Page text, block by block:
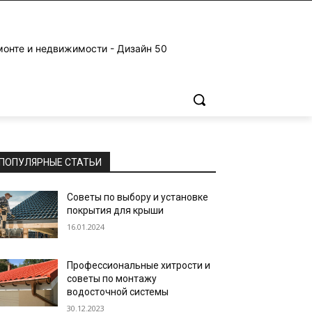
и недвижимости - Дизайн 50
СТАТЬИ
Советы по выбору и установке
покрытия для крыши
16.01.2024
Профессиональные хитрости и
советы по монтажу
водосточной системы
30.12.2023